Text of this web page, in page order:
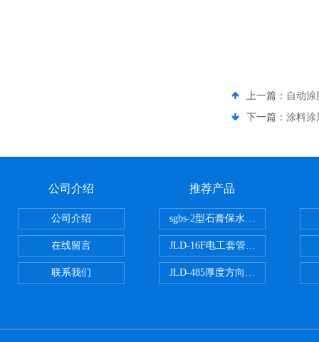
上一篇： 自动
下一篇： 涂料涂
公司介绍
公司介绍
在线留言
联系我们
推荐产品
sgbs-2型石膏保水率测定仪粉刷
JLD-16F电工套管恒温水浴管材
JLD-485厚度方向性钢板拉伸试验